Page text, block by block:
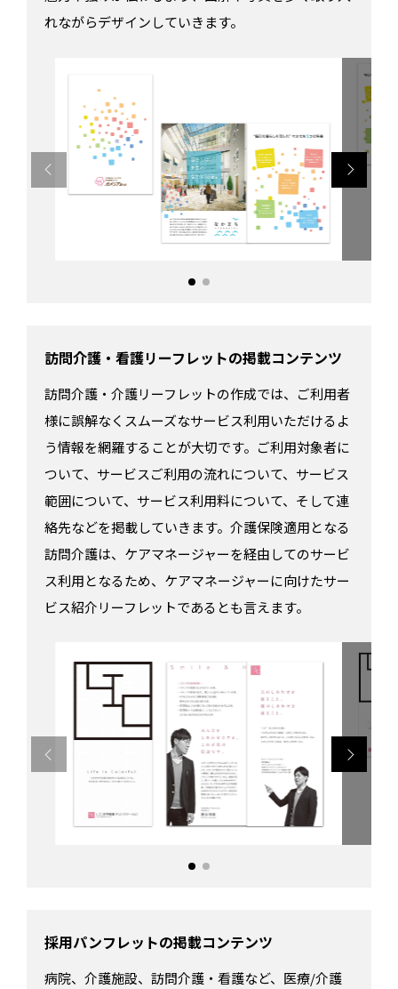
れながらデザインしていきます。
訪問介護・看護リーフレットの掲載コンテンツ
訪問介護・介護リーフレットの作成では、ご利用者
様に誤解なくスムーズなサービス利用いただけるよ
う情報を網羅することが大切です。ご利用対象者に
ついて、サービスご利用の流れについて、サービス
範囲について、サービス利用料について、そして連
絡先などを掲載していきます。介護保険適用となる
訪問介護は、ケアマネージャーを経由してのサービ
ス利用となるため、ケアマネージャーに向けたサー
ビス紹介リーフレットであるとも言えます。
採用パンフレットの掲載コンテンツ
病院、介護施設、訪問介護・看護など、医療/介護